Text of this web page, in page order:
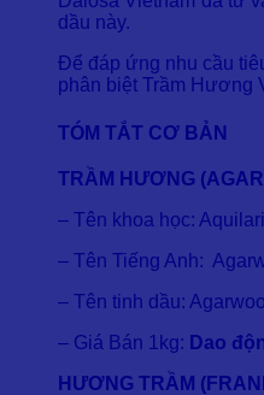
dầu này.
Để đáp ứng nhu cầu
phân biệt Trầm Hương
TÓM TẮT CƠ BẢN
TRẦM HƯƠNG
– Tên khoa học:
– Tên Tiếng Anh:
– Tên tinh dầu:
– Giá Bán 1kg: Dao
HƯƠNG TRẦM